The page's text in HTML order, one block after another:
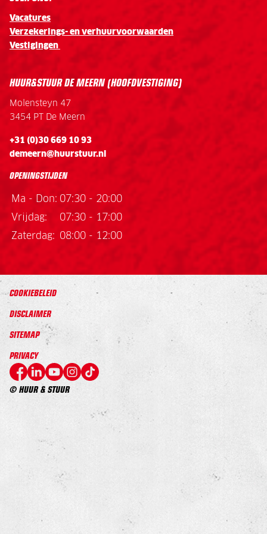
Vacatures
Verzekerings- en verhuurvoorwaarden
Vestigingen
HUUR&STUUR DE MEERN (HOOFDVESTIGING)
Molensteyn 47
3454 PT De Meern
+31 (0)30 669 10 93
demeern@huurstuur.nl
OPENINGSTIJDEN
Ma - Don: 07:30 - 20:00
Vrijdag:
07:30 - 17:00
Zaterdag:
08:00 - 12:00
© HUUR & STUUR
COOKIEBELEID
DISCLAIMER
SITEMAP
PRIVACY